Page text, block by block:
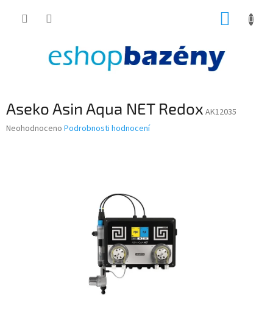
Aseko Asin Aqua NET Redox AK12035
Průměrné
Neohodnoceno Podrobnosti hodnocení